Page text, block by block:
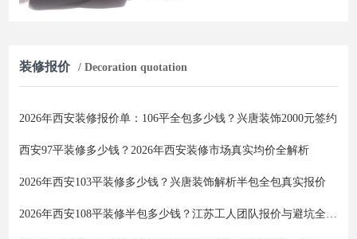
装修报价 / Decoration quotation
2026年西安装修报价单：106平全包多少钱？兴唐装饰2000元签约
西安97平装修多少钱？2026年西安装修市场真实均价全解析
2026年西安103平装修多少钱？兴唐装饰解析半包全包真实报价
2026年西安108平装修半包多少钱？江苏工人团队报价与避坑全攻略